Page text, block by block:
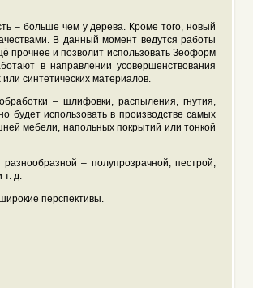
– больше чем у дерева. Кроме того, новый
В данный момент ведутся работы
прочнее и позволит использовать Зеоформ
в направлении усовершенствования
синтетических материалов.
– шлифовки, распыления, гнутия,
будет использовать в производстве самых
мебели, напольных покрытий или тонкой
– полупрозрачной, пестрой,
т. д.
перспективы.